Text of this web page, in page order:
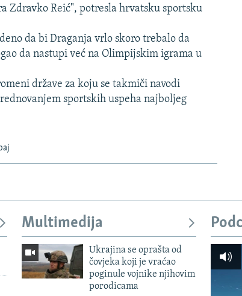
Zdravko Reić", potresla hrvatsku sportsku
da bi Draganja vrlo skoro trebalo da
da nastupi već na Olimpijskim igrama u
države za koju se takmiči navodi
sportskih uspeha najboljeg
Multimedija
Ukrajina se oprašta od
čovjeka koji je vraćao
poginule vojnike njihovim
porodicama